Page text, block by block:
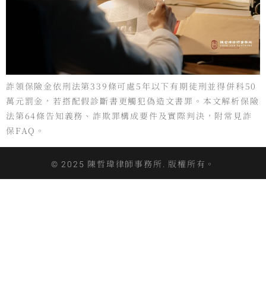
詐領保險金依刑法第339條可處5年以下有期徒刑並得併科50
萬元罰金，若搭配假診斷書更觸犯偽造文書罪。本文解析保險
法第64條告知義務、詐欺罪構成要件及實際判決，附常見詐
保FAQ。
© 2025 陳哲瑋律師事務所. 版權所有。